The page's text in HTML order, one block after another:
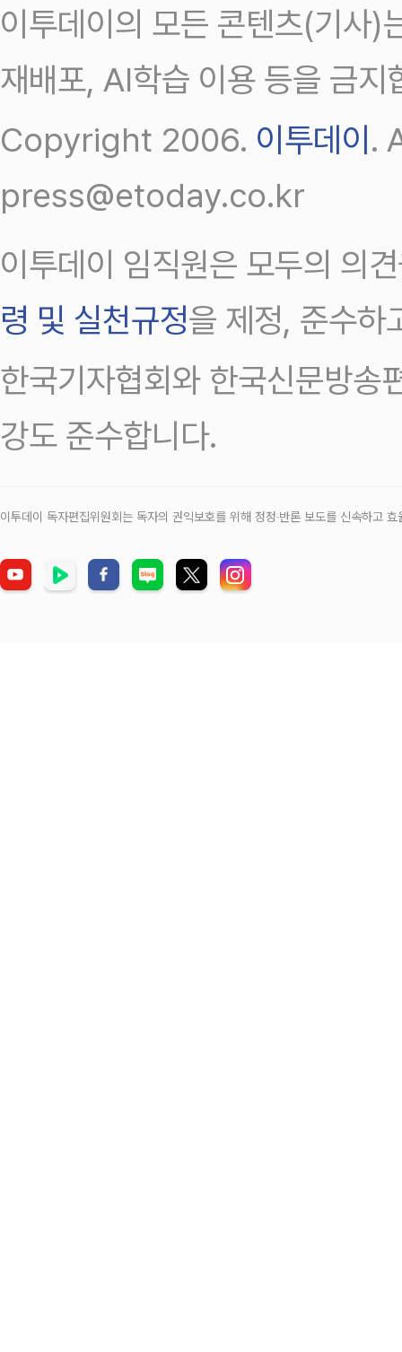
이투데이의 모든 콘텐츠(기사)
재배포, AI학습 이용 등을 금지
Copyright 2006. 이투데이 .
press@etoday.co.kr
이투데이 임직원은 모두의 의
령 및 실천규정을 제정, 준수하
한국기자협회와 한국신문방송
강도 준수합니다.
이투데이 독자편집위원회는 독자의 권익보호를 위해 정정‧반론 보도를 신속하고